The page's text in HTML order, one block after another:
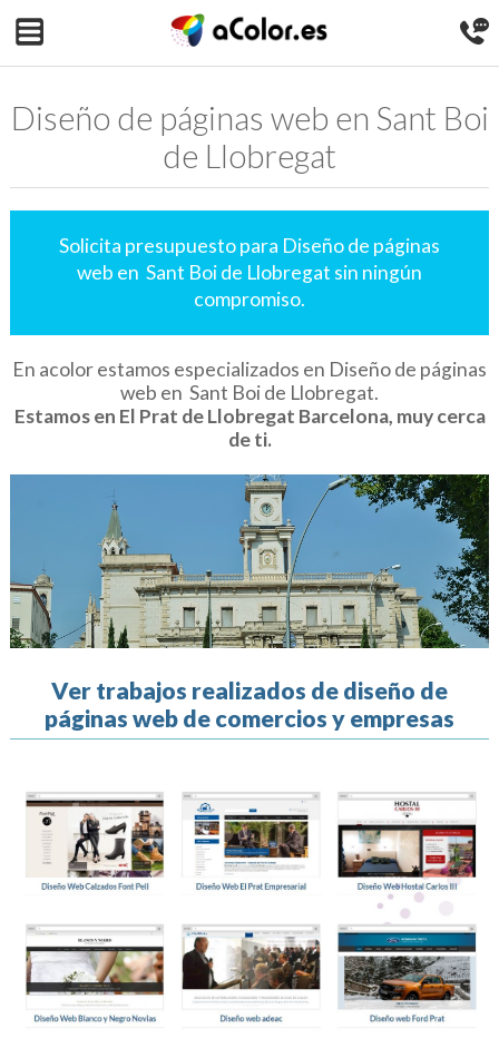
Diseño de páginas web en Sant Boi
de Llobregat
Solicita presupuesto para Diseño de páginas
web en Sant Boi de Llobregat sin ningún
compromiso.
En acolor estamos especializados en Diseño de páginas
web en Sant Boi de Llobregat.
Estamos en El Prat de Llobregat Barcelona, muy cerca
de ti.
Ver trabajos realizados de diseño de
páginas web de comercios y empresas